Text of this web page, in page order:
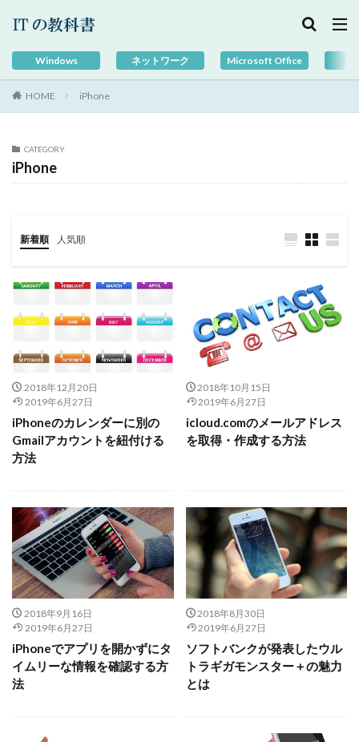
Windows ネットワーク Microsoft Office
HOME iPhone
CATEGORY
iPhone
新着順 人気順
2018年12月20日
2019年6月27日
iPhoneのカレンダーに別の
Gmailアカウントを紐付ける
方法
2018年10月15日
2019年6月27日
icloud.comのメールアドレス
を取得・作成する方法
2018年9月16日
2019年6月27日
iPhoneでアプリを開かずにタ
イムリーな情報を確認する方
法
2018年8月30日
2019年6月27日
ソフトバンクが発表したウル
トラギガモンスター＋の魅力
とは